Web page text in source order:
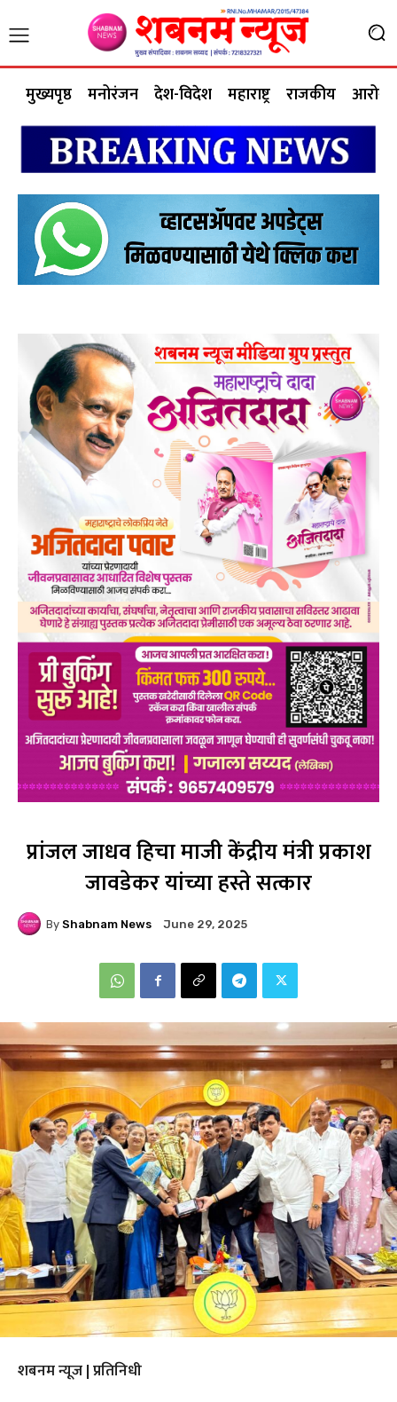
मुख्यपृष्ठ मनोरंजन देश-विदेश महाराष्ट्र राजकीय आरोग्य
प्रांजल जाधव हिचा माजी केंद्रीय मंत्री प्रकाश
जावडेकर यांच्या हस्ते सत्कार
By Shabnam News June 29, 2025
शबनम न्यूज | प्रतिनिधी